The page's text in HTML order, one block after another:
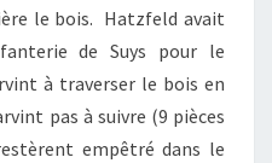
le bois. Hatzfeld avait
de Suys pour le
à traverser le bois en
pas à suivre (9 pièces
empêtré dans le